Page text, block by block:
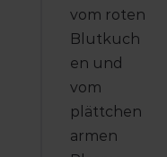
vom roten
Blutkuch
en und
vom
plättchen
armen